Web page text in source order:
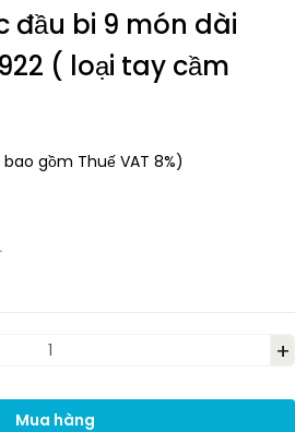
đầu bi 9 món dài
( loại tay cầm
gồm Thuế VAT 8%)
+
Mua hàng